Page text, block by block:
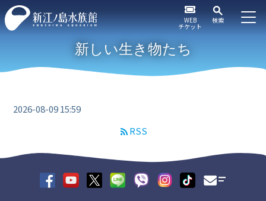
WEB
チケット
検索
新しい生き物たち
2026-08-09 15:59
RSS